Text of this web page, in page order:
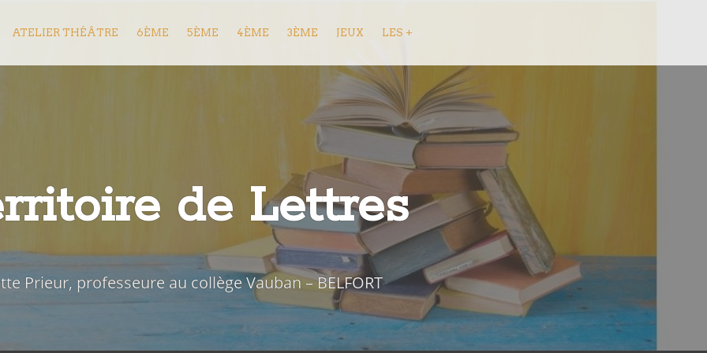
ATELIER THÉÂTRE 6ÈME 5ÈME 4ÈME 3ÈME JEUX LES +
de Lettres
Prieur, professeure au collège Vauban – BELFORT